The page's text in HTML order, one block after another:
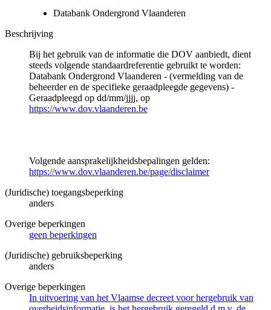
Databank Ondergrond Vlaanderen
Beschrijving
Bij het gebruik van de informatie die DOV aanbiedt, dient
steeds volgende standaardreferentie gebruikt te worden:
Databank Ondergrond Vlaanderen - (vermelding van de
beheerder en de specifieke geraadpleegde gegevens) -
Geraadpleegd op dd/mm/jjjj, op
https://www.dov.vlaanderen.be
Volgende aansprakelijkheidsbepalingen gelden:
https://www.dov.vlaanderen.be/page/disclaimer
(Juridische) toegangsbeperking
anders
Overige beperkingen
geen beperkingen
(Juridische) gebruiksbeperking
anders
Overige beperkingen
In uitvoering van het Vlaamse decreet voor hergebruik van